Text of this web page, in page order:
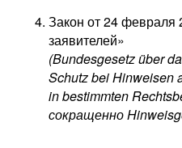
Закон от 24 февраля
заявителей»
(Bundesgesetz über
Schutz bei Hinweisen
in bestimmten
сокращенно